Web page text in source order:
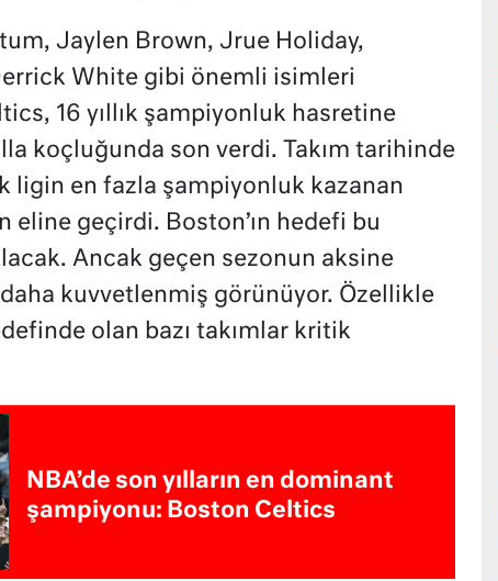
Jaylen Brown, Jrue Holiday,
White gibi önemli isimleri
16 yıllık şampiyonluk hasretine
koçluğunda son verdi. Takım tarihinde
ligin en fazla şampiyonluk kazanan
eline geçirdi. Boston’ın hedefi bu
Ancak geçen sezonun aksine
kuvvetlenmiş görünüyor. Özellikle
olan bazı takımlar kritik
NBA’de son yılların en dominant
şampiyonu: Boston Celtics